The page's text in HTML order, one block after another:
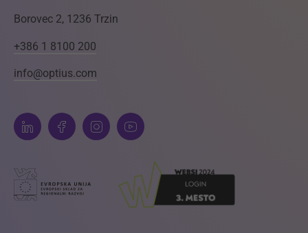
Borovec 2, 1236 Trzin
+386 1 8100 200
info@optius.com